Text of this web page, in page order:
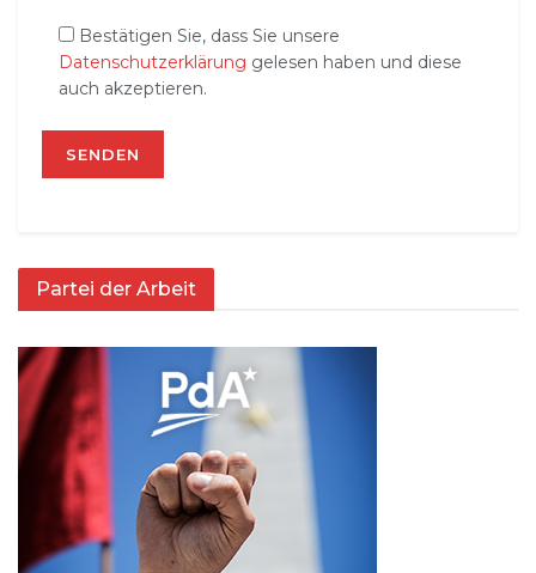
Bestätigen Sie, dass Sie unsere
Datenschutzerklärung gelesen haben und diese
auch akzeptieren.
Partei der Arbeit